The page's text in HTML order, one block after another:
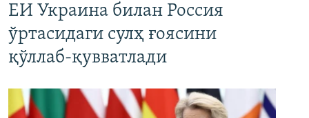
ЕИ Украина билан Россия
ўртасидаги сулҳ ғоясини
қўллаб-қувватлади